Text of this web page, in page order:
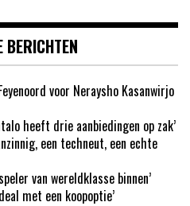
BERICHTEN
voor Neraysho Kasanwirjo
heeft drie aanbiedingen op zak’
een techneut, een echte
van wereldklasse binnen’
met een koopoptie’